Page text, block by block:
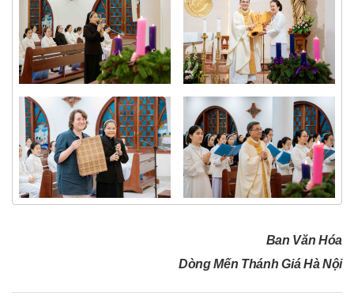
Ban Văn Hóa
Dòng Mến Thánh Giá Hà Nội